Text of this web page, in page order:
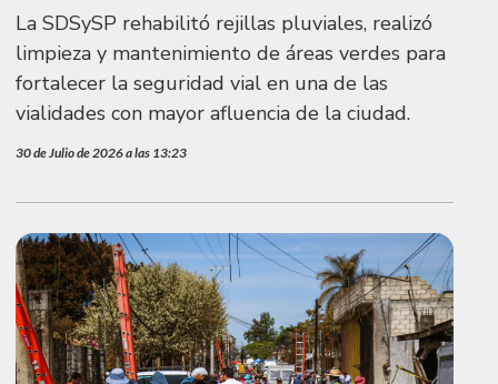
La SDSySP rehabilitó rejillas pluviales, realizó
limpieza y mantenimiento de áreas verdes para
fortalecer la seguridad vial en una de las
vialidades con mayor afluencia de la ciudad.
30 de Julio de 2026 a las 13:23